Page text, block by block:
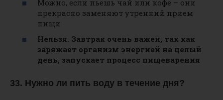
Можно, если пьешь чай или кофе – они
прекрасно заменяют утренний прием
пищи
Нельзя. Завтрак очень важен, так как
заряжает организм энергией на целый
день, запускает процесс пищеварения
33. Нужно ли пить воду в течение дня?